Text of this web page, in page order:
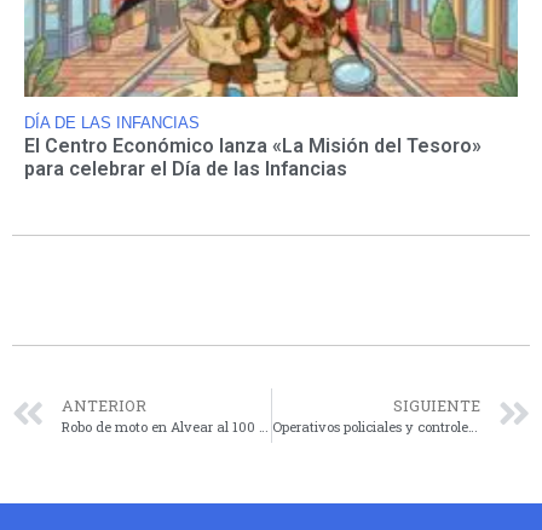
DÍA DE LAS INFANCIAS
El Centro Económico lanza «La Misión del Tesoro»
para celebrar el Día de las Infancias
ANTERIOR
Robo de moto en Alvear al 100 y posterior hallazgo en zona de pastizales
SIGUIENTE
Operativos policiales y controles vehiculares durante el fin de semana